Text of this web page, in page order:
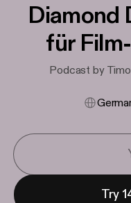
Diamond
für
Podcast by
Try